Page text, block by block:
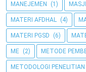
MANEJEMEN (1)
MATERI AFDHAL (4)
MATERI PGSD (6)
ME (2) METODE
METODOLOGI PENELITIAN